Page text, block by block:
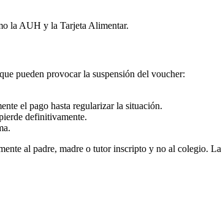
la AUH y la Tarjeta Alimentar.
pueden provocar la suspensión del voucher:
el pago hasta regularizar la situación.
definitivamente.
al padre, madre o tutor inscripto y no al colegio.